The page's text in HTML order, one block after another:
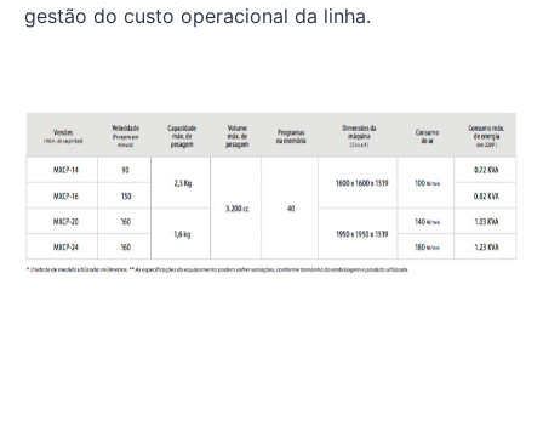
gestão do custo operacional da linha.